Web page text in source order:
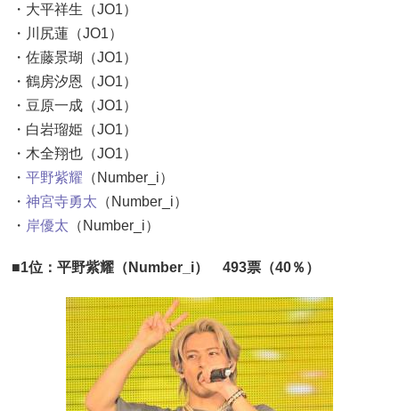
・大平祥生（JO1）
・川尻蓮（JO1）
・佐藤景瑚（JO1）
・鶴房汐恩（JO1）
・豆原一成（JO1）
・白岩瑠姫（JO1）
・木全翔也（JO1）
・ 平野紫耀 （Number_i）
・ 神宮寺勇太 （Number_i）
・ 岸優太 （Number_i）
■1位：平野紫耀（Number_i） 493票（40％）